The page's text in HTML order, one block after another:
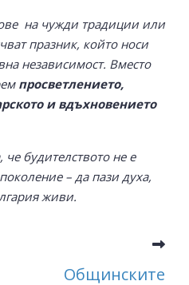
на чужди традиции или
празник, който носи
независимост. Вместо
просветлението,
и вдъхновението
будителството не е
– да пази духа,
живи.
Общинските